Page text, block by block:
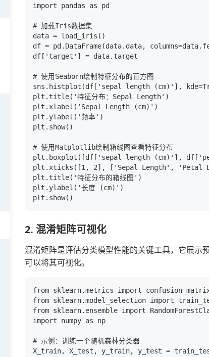
import pandas as pd
# 加载Iris数据集
data = load_iris()
df = pd.DataFrame(data.data,
df['target'] = data.target
# 使用Seaborn绘制特征分布的直方图
sns.histplot(df['sepal length (cm)'],
plt.title('特征分布：Sepal Length')
plt.xlabel('Sepal Length (cm)')
plt.ylabel('频率')
plt.show()
# 使用Matplotlib绘制箱线图查看特征分布
plt.boxplot([df['sepal length (cm)'],
plt.xticks([1, 2], ['Sepal Length', 'Petal
plt.title('特征分布的箱线图')
plt.ylabel('长度 (cm)')
2. 混淆矩阵可视化
混淆矩阵是评估分类模型性能的关键工具，它展
可以将其可视化。
from sklearn.metrics import
from sklearn.model_selection import
from sklearn.ensemble import
import numpy as np
# 示例：训练一个随机森林分类器
X_train, X_test, y_train, y_test =